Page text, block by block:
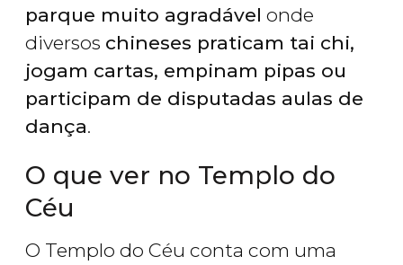
parque muito agradável onde
diversos chineses praticam tai chi,
jogam cartas, empinam pipas ou
participam de disputadas aulas de
dança.
O que ver no Templo do
Céu
O Templo do Céu conta com uma